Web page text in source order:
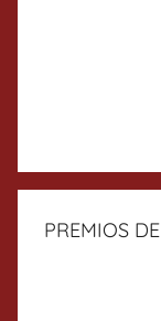
PREMIOS